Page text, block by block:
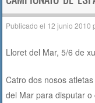
o
k
p
Publicado el 12 junio 2010
Lloret del Mar, 5/6 de
Catro dos nosos
del Mar para disputar